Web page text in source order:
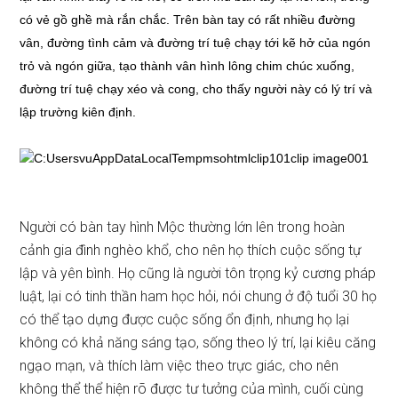
có vẻ gồ ghề mà rắn chắc. Trên bàn tay có rất nhiều đường
vân, đường tình cảm và đường trí tuệ chạy tới kẽ hở của ngón
trỏ và ngón giữa, tạo thành vân hình lông chim chúc xuống,
đường trí tuệ chạy xéo và cong, cho thấy người này có lý trí và
lập trường kiên định.
Người có bàn tay hình Mộc thường lớn lên trong hoàn
cảnh gia đình nghèo khổ, cho nên họ thích cuộc sống tự
lập và yên bình. Họ cũng là người tôn trọng kỷ cương pháp
luật, lại có tinh thần ham học hỏi, nói chung ở độ tuổi 30 họ
có thể tạo dựng được cuộc sống ổn định, nhưng họ lại
không có khả năng sáng tạo, sống theo lý trí, lại kiêu căng
ngạo mạn, và thích làm việc theo trực giác, cho nên
không thể thể hiện rõ được tư tưởng của mình, cuối cùng